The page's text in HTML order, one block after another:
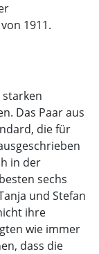
1911.
Das Paar aus
die für
in der
sechs
und Stefan
ihre
wie immer
dass die